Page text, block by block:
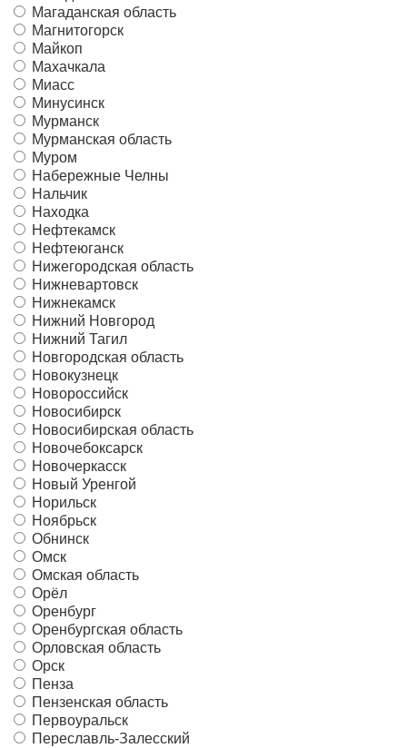
Магаданская область
Магнитогорск
Майкоп
Махачкала
Миасс
Минусинск
Мурманск
Мурманская область
Муром
Набережные Челны
Нальчик
Находка
Нефтекамск
Нефтеюганск
Нижегородская область
Нижневартовск
Нижнекамск
Нижний Новгород
Нижний Тагил
Новгородская область
Новокузнецк
Новороссийск
Новосибирск
Новосибирская область
Новочебоксарск
Новочеркасск
Новый Уренгой
Норильск
Ноябрьск
Обнинск
Омск
Омская область
Орёл
Оренбург
Оренбургская область
Орловская область
Орск
Пенза
Пензенская область
Первоуральск
Переславль-Залесский